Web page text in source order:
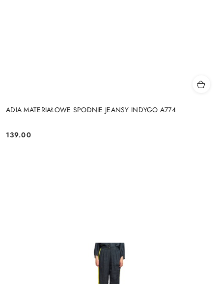
ADIA MATERIAŁOWE SPODNIE JEANSY INDYGO A774
Cena:
139.00